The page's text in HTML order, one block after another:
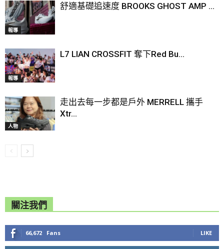
報導
舒適基礎追速度 BROOKS GHOST AMP ...
報導
L7 LIAN CROSSFIT 奪下Red Bu...
人物
走出去每一步都是戶外 MERRELL 攜手
Xtr...
關注我們
66,672 Fans LIKE